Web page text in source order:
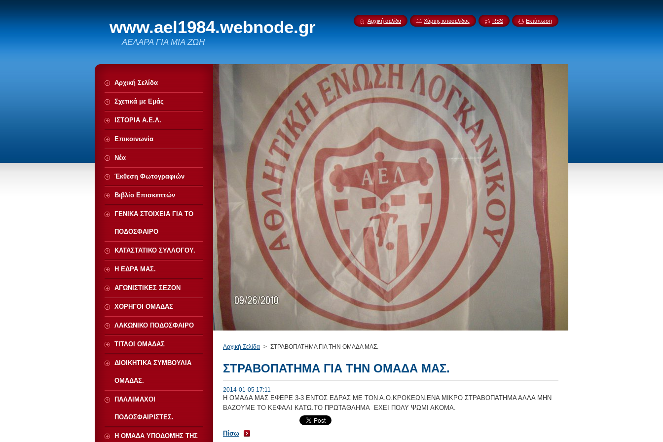
www.ael1984.webnode.gr
ΑΕΛΑΡΑ ΓΙΑ ΜΙΑ ΖΩΗ
Αρχική Σελίδα > ΣΤΡΑΒΟΠΑΤΗΜΑ ΓΙΑ ΤΗΝ ΟΜΑΔΑ ΜΑΣ.
ΣΤΡΑΒΟΠΑΤΗΜΑ ΓΙΑ ΤΗΝ ΟΜΑΔΑ ΜΑΣ.
2014-01-05 17:11
Η ΟΜΑΔΑ ΜΑΣ ΕΦΕΡΕ 3-3 ΕΝΤΟΣ ΕΔΡΑΣ ΜΕ ΤΟΝ Α.Ο.ΚΡΟΚΕΩΝ.ΕΝΑ ΜΙΚΡΟ ΣΤΡΑΒΟΠΑΤΗΜΑ ΑΛΛΑ ΜΗΝ
ΒΑΖΟΥΜΕ ΤΟ ΚΕΦΑΛΙ ΚΑΤΩ.ΤΟ ΠΡΩΤΑΘΛΗΜΑ ΕΧΕΙ ΠΟΛΥ ΨΩΜΙ ΑΚΟΜΑ.
Πίσω
Αρχική Σελίδα
Σχετικά με Eμάς
ΙΣΤΟΡΙΑ Α.Ε.Λ.
Επικοινωνία
Νέα
Έκθεση Φωτογραφιών
Βιβλίο Επισκεπτών
ΓΕΝΙΚΑ ΣΤΟΙΧΕΙΑ ΓΙΑ ΤΟ
ΠΟΔΟΣΦΑΙΡΟ
ΚΑΤΑΣΤΑΤΙΚΟ ΣΥΛΛΟΓΟΥ.
Η ΕΔΡΑ ΜΑΣ.
ΑΓΩΝΙΣΤΙΚΕΣ ΣΕΖΟΝ
ΧΟΡΗΓΟΙ ΟΜΑΔΑΣ
ΛΑΚΩΝΙΚΟ ΠΟΔΟΣΦΑΙΡΟ
ΤΙΤΛΟΙ ΟΜΑΔΑΣ
ΔΙΟΙΚΗΤΙΚΑ ΣΥΜΒΟΥΛΙΑ
ΟΜΑΔΑΣ.
ΠΑΛΑΙΜΑΧΟΙ
ΠΟΔΟΣΦΑΙΡΙΣΤΕΣ.
Η ΟΜΑΔΑ ΥΠΟΔΟΜΗΣ ΤΗΣ
Αρχική σελίδα Χάρτης ιστοσελίδας RSS Εκτύπωση